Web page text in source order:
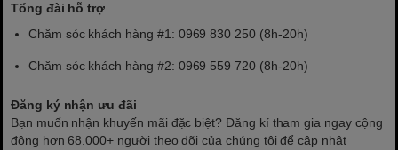
Tổng đài hỗ trợ
Chăm sóc khách hàng #1: 0969 830 250 (8h-20h)
Chăm sóc khách hàng #2: 0969 559 720 (8h-20h)
Đăng ký nhận ưu đãi
Bạn muốn nhận khuyến mãi đặc biệt? Đăng kí tham gia ngay cộng
động hơn 68.000+ người theo dõi của chúng tôi để cập nhật